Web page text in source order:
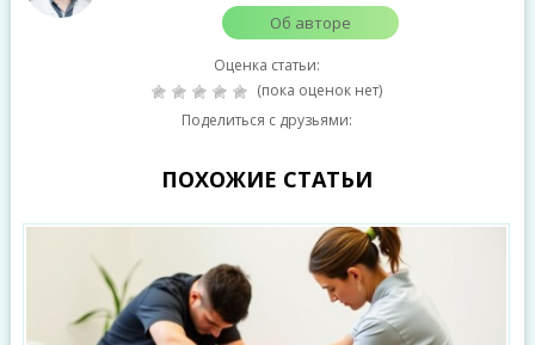
Об авторе
Оценка статьи:
(пока оценок нет)
Поделиться с друзьями:
ПОХОЖИЕ СТАТЬИ